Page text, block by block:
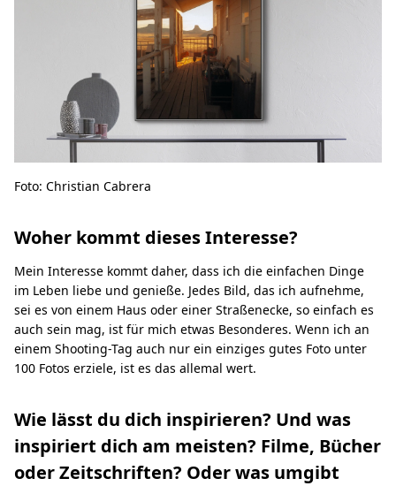
Foto: Christian Cabrera
Woher kommt dieses Interesse?
Mein Interesse kommt daher, dass ich die einfachen Dinge
im Leben liebe und genieße. Jedes Bild, das ich aufnehme,
sei es von einem Haus oder einer Straßenecke, so einfach es
auch sein mag, ist für mich etwas Besonderes. Wenn ich an
einem Shooting-Tag auch nur ein einziges gutes Foto unter
100 Fotos erziele, ist es das allemal wert.
Wie lässt du dich inspirieren? Und was
inspiriert dich am meisten? Filme, Bücher
oder Zeitschriften? Oder was umgibt